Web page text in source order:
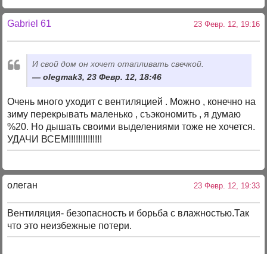
Gabriel 61 23 Февр. 12, 19:16
И свой дом он хочет отапливать свечкой.
olegmak3, 23 Февр. 12, 18:46
Очень много уходит с вентиляцией . Можно , конечно на
зиму перекрывать маленько , съэкономить , я думаю
%20. Но дышать своими выделениями тоже не хочется.
УДАЧИ ВСЕМ!!!!!!!!!!!!!!
олеган 23 Февр. 12, 19:33
Вентиляция- безопасность и борьба с влажностью.Так
что это неизбежные потери.